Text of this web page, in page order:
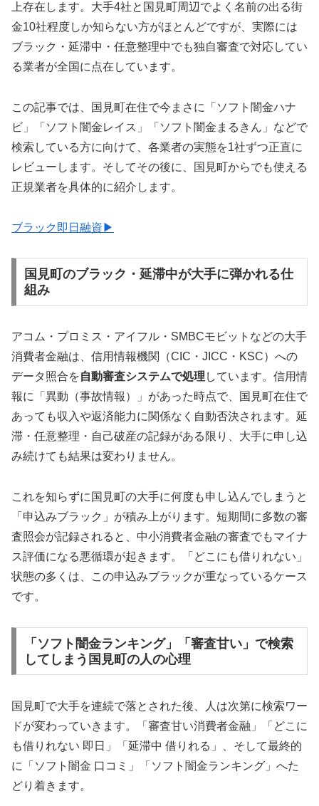
上存在します。大手4社と国見町周辺でよく名前の出る街
金10社程度しか知らない方がほとんどですが、実際には
ブラック・延滞中・任意整理中でも独自審査で対応してい
る業者が全国に点在しています。
この記事では、国見町在住で今まさに「ソフト闇金ハナ
ビ」「ソフト闇金レイス」「ソフト闇金まるきん」などで
検索している方に向けて、各業者の実態を1社ずつ正直に
レビューします。そしてその後に、国見町からでも使える
正規業者を具体的に紹介します。
ブラック即日融資▶
国見町のブラック・延滞中が大手に弾かれる仕
組み
アコム・プロミス・アイフル・SMBCモビットなどの大手
消費者金融は、信用情報機関（CIC・JICC・KSC）への
データ照合を自動審査システムで処理 しています。信用情
報に「異動（事故情報）」があった時点で、国見町在住で
あっても収入や返済能力に関係なく自動否決されます。延
滞・任意整理・自己破産の記録がある限り、大手に申し込
み続けても結果は変わりません。
これを知らずに国見町の大手に何度も申し込んでしまうと
「申込みブラック」が積み上がります。短期間に多数の審
査照会が記録されると、中小消費者金融の審査でもマイナ
ス評価になる悪循環が起きます。「どこにも借りれない」
状態の多くは、この申込みブラックが重なっているケース
です。
「ソフト闇金ランキング」「審査甘い」で検索
してしまう国見町の人の心理
国見町で大手を連続で落とされた後、人は次第に検索ワー
ドが変わっていきます。「審査甘い消費者金融」「どこに
も借りれない 即日」「延滞中 借りれる」、そして最終的
に「ソフト闇金 口コミ」「ソフト闇金ランキング」へた
どり着きます。